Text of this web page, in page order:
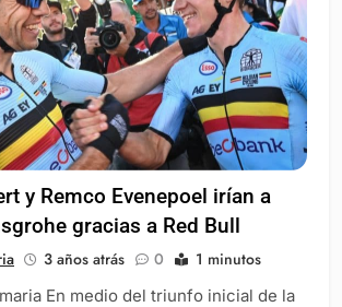
y Remco Evenepoel irían a
gracias a Red Bull
3 años atrás 0 1 minutos
En medio del triunfo inicial de la